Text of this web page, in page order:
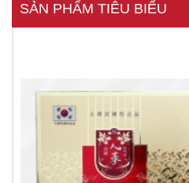
SẢN PHẨM TIÊU BIỂU